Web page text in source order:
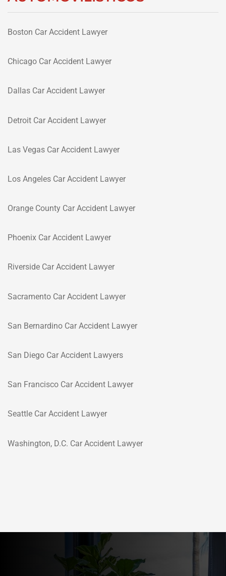
Boston Car Accident Lawyer
Chicago Car Accident Lawyer
Dallas Car Accident Lawyer
Detroit Car Accident Lawyer
Las Vegas Car Accident Lawyer
Los Angeles Car Accident Lawyer
Orange County Car Accident Lawyer
Phoenix Car Accident Lawyer
Riverside Car Accident Lawyer
Sacramento Car Accident Lawyer
San Bernardino Car Accident Lawyer
San Diego Car Accident Lawyers
San Francisco Car Accident Lawyer
Seattle Car Accident Lawyer
Washington, D.C. Car Accident Lawyer